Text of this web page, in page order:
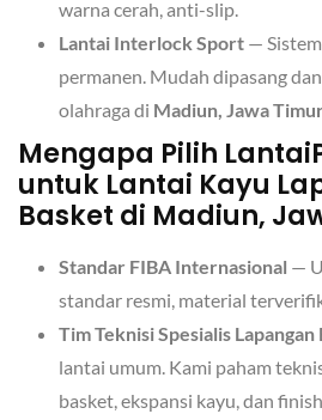
warna cerah, anti-slip.
Lantai Interlock Sport —
permanen. Mudah dipasang
olahraga di Madiun, Jawa Timur
Mengapa Pilih
untuk Lantai Kayu
Basket di Madiun,
Standar FIBA Internasional —
standar resmi, material
Tim Teknisi Spesialis Lapangan
lantai umum. Kami paham
basket, ekspansi kayu, dan